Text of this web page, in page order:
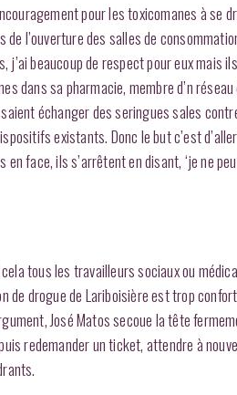
pour les toxicomanes à se
l’ouverture des salles de
j’ai beaucoup de respect pour eux mais
dans sa pharmacie, membre d’n
échanger des seringues sales
existants. Donc le but c’est
face, ils s’arrêtent en disant, ‘je ne
tous les travailleurs sociaux ou
de drogue de Lariboisière est trop
José Matos secoue la tête
redemander un ticket, attendre à